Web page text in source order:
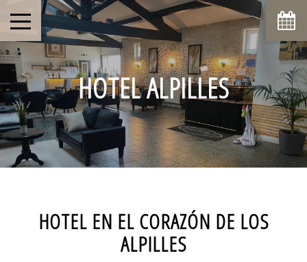
HOTEL ALPILLES
HOTEL EN EL CORAZÓN DE LOS
ALPILLES